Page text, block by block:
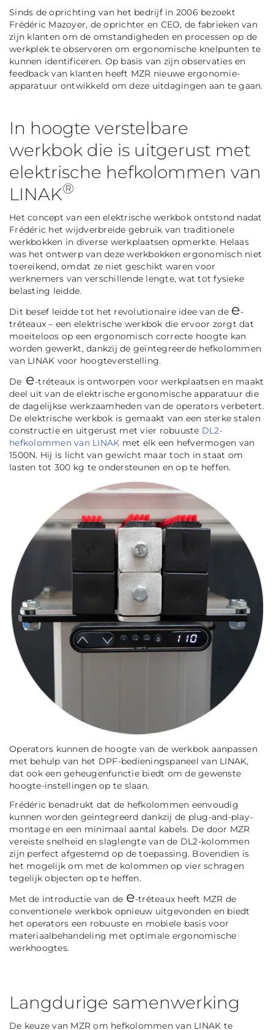
Sinds de oprichting van het bedrijf in 2006 bezoekt
Frédéric Mazoyer, de oprichter en CEO, de fabrieken van
zijn klanten om de omstandigheden en processen op de
werkplek te observeren om ergonomische knelpunten te
kunnen identificeren. Op basis van zijn observaties en
feedback van klanten heeft MZR nieuwe ergonomie-
apparatuur ontwikkeld om deze uitdagingen aan te gaan.
In hoogte verstelbare
werkbok die is uitgerust met
elektrische hefkolommen van
LINAK®
Het concept van een elektrische werkbok ontstond nadat
Frédéric het wijdverbreide gebruik van traditionele
werkbokken in diverse werkplaatsen opmerkte. Helaas
was het ontwerp van deze werkbokken ergonomisch niet
toereikend, omdat ze niet geschikt waren voor
werknemers van verschillende lengte, wat tot fysieke
belasting leidde.
Dit besef leidde tot het revolutionaire idee van de e-
tréteaux – een elektrische werkbok die ervoor zorgt dat
moeiteloos op een ergonomisch correcte hoogte kan
worden gewerkt, dankzij de geïntegreerde hefkolommen
van LINAK voor hoogteverstelling.
De e-tréteaux is ontworpen voor werkplaatsen en maakt
deel uit van de elektrische ergonomische apparatuur die
de dagelijkse werkzaamheden van de operators verbetert.
De elektrische werkbok is gemaakt van een sterke stalen
constructie en uitgerust met vier robuuste DL2-
hefkolommen van LINAK met elk een hefvermogen van
1500N. Hij is licht van gewicht maar toch in staat om
lasten tot 300 kg te ondersteunen en op te heffen.
Operators kunnen de hoogte van de werkbok aanpassen
met behulp van het DPF-bedieningspaneel van LINAK,
dat ook een geheugenfunctie biedt om de gewenste
hoogte-instellingen op te slaan.
Frédéric benadrukt dat de hefkolommen eenvoudig
kunnen worden geïntegreerd dankzij de plug-and-play-
montage en een minimaal aantal kabels. De door MZR
vereiste snelheid en slaglengte van de DL2-kolommen
zijn perfect afgestemd op de toepassing. Bovendien is
het mogelijk om met de kolommen op vier schragen
tegelijk objecten op te heffen.
Met de introductie van de e-tréteaux heeft MZR de
conventionele werkbok opnieuw uitgevonden en biedt
het operators een robuuste en mobiele basis voor
materiaalbehandeling met optimale ergonomische
werkhoogtes.
Langdurige samenwerking
De keuze van MZR om hefkolommen van LINAK te